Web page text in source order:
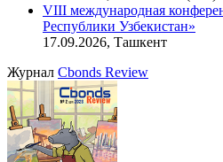
VIII международная
Республики Узбекистан»
17.09.2026, Ташкент
Журнал Cbonds Review